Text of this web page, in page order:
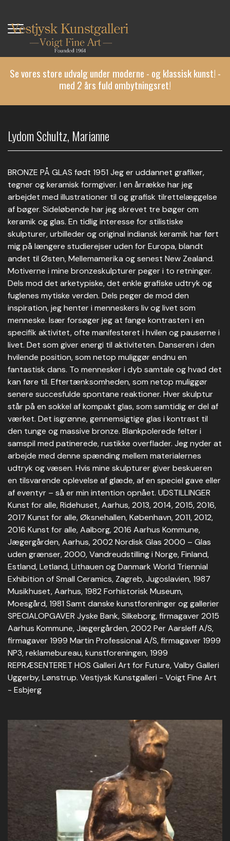
hovedindhold
Se vores store udvalg under moderne - og klassisk kunst! -
med 2 års fuld ombytningsret!
Lydom Schultz, Marianne
BRONZE PÅ GLAS født 1951 Jeg er uddannet grafiker,
tegner og keramisk formgiver. I en årrække har jeg
arbejdet med illustrationer til og grafisk tilrettelæggelse
af bøger. Sideløbende har jeg skrevet tre bøger om
keramik og glas. En tidlig interesse for stilistiske
skulpturer, urbilleder og original indiansk keramik har ført
mig på længere studierejser uden for Europa, blandt
andet til Østen, Mellemamerika og senest New Zealand.
Motiverne i mine bronzeskulpturer peger i to retninger.
Dels mod det arketypiske, det enkle grafiske udtryk og
fuglenes mytiske verden. Dels peger de mod den
inspiration, jeg henter i menneskers liv og livet som
menneske. Især forsøger jeg at fange kontrasten i en
specifik aktivitet, ofte manifesteret i hvilen og pauserne i
livet. Det som giver energi til aktiviteten. Danseren i den
hvilende position, som netop muliggør endnu en
fantastisk dans. To mennesker i dyb samtale og hvad det
kan føre til. Eftertænksomheden, som netop muliggør
senere succesfulde spontane reaktioner. Hver skulptur
står på en sokkel af kompakt glas, som samtidig er del af
værket. Det isgrønne, gennemsigtige glas i kontrast til
den tunge og massive bronze. Blankpolerede felter i
samspil med patinerede, rustikke overflader. Jeg nyder at
arbejde med denne spænding mellem materialernes
udtryk og væsen. Hvis mine skulpturer giver beskueren
en tilsvarende oplevelse af glæde, af en speciel gave eller
af eventyr – så er min intention opnået. UDSTILLINGER
Kunst for alle, Ridehuset, Aarhus, 2013, 2014, 2015, 2016,
2017 Kunst for alle, Øksnehallen, København, 2011, 2012,
2016 Kunst for alle, Aalborg, 2016 Aarhus Kommune,
Jægergården, Aarhus, 2002 Nordisk Glas 2000 – Glas
uden grænser, 2000, Vandreudstilling i Norge, Finland,
Estland, Letland, Lithauen og Danmark World Triennial
Exhibition of Small Ceramics, Zagreb, Jugoslavien, 1987
Musikhuset, Aarhus, 1982 Forhistorisk Museum,
Moesgård, 1981 Samt danske kunstforeninger og gallerier
SPECIALOPGAVER Jyske Bank, Silkeborg, firmagaver 2015
Aarhus Kommune, Jægergården, 2002 Per Aarsleff A/S,
firmagaver 1999 Martin Professional A/S, firmagaver 1999
NP3, reklamebureau, kunstforeningen, 1999
REPRÆSENTERET HOS Galleri Art for Future, Valby Galleri
Uggerby, Lønstrup. Vestjysk Kunstgalleri - Voigt Fine Art
- Esbjerg